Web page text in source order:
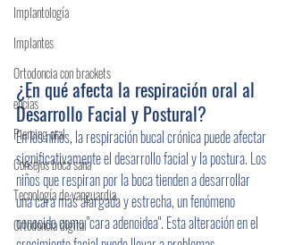
Implantología
Implantes
Ortodoncia con brackets
encías
Piercing oral
Consejos boca sana
Tecnología de vanguardia
Ortodoncia digital
¿En qué afecta la respiración oral al
Desarrollo Facial y Postural?
En los niños, la respiración bucal crónica puede afectar
significativamente el desarrollo facial y la postura. Los
niños que respiran por la boca tienden a desarrollar
una cara más alargada y estrecha, un fenómeno
conocido como "cara adenoidea". Esta alteración en el